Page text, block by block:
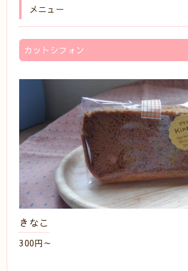
メニュー
カットシフォン
きなこ
300円～